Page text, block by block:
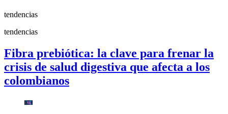
tendencias
tendencias
Fibra prebiótica: la clave para frenar la
crisis de salud digestiva que afecta a los
colombianos